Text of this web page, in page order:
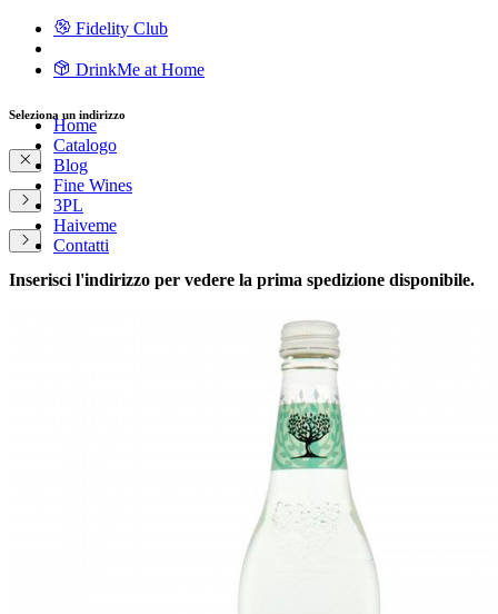
Fidelity Club
DrinkMe at Home
Home
Catalogo
Blog
Fine Wines
3PL
Haiveme
Contatti
Seleziona un indirizzo
Inserisci l'indirizzo per vedere la prima spedizione disponibile.